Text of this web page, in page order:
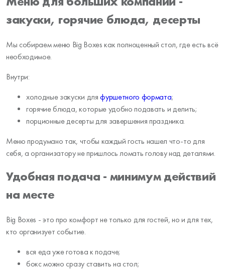
закуски, горячие блюда, десерты
Мы собираем меню Big Boxes как полноценный стол, где есть всё
необходимое.
Внутри:
холодные закуски дляфуршетного формата;
горячие блюда, которые удобно подавать и делить;
порционные десерты для завершения праздника.
Меню продумано так, чтобы каждый гость нашел что-то для
себя, а организатору не пришлось ломать голову над деталями.
Удобная подача - минимум действий
на месте
Big Boxes - это про комфорт не только для гостей, но и для тех,
кто организует событие.
вся еда уже готова к подаче;
бокс можно сразу ставить на стол;